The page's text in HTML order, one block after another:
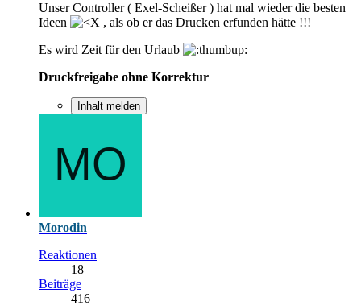
Unser Controller ( Exel-Scheißer ) hat mal wieder die besten
Ideen
, als ob er das Drucken erfunden hätte !!!
Es wird Zeit für den Urlaub
Druckfreigabe ohne Korrektur
Inhalt melden
Morodin
Reaktionen
18
Beiträge
416